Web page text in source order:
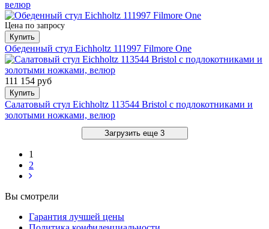
велюр
Цена по запросу
Купить
Обеденный стул Eichholtz 111997 Filmore One
111 154 руб
Купить
Салатовый стул Eichholtz 113544 Bristol с подлокотниками и
золотыми ножками, велюр
Загрузить еще 3
1
2
Вы смотрели
Гарантия лучшей цены